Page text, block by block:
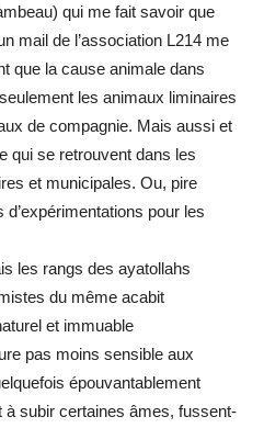
qui me fait savoir que
mail de l’association L214 me
que la cause animale dans
les animaux liminaires
de compagnie. Mais aussi et
qui se retrouvent dans les
et municipales. Ou, pire
pour les
les rangs des ayatollahs
du même acabit
et immuable
pas moins sensible aux
épouvantablement
à subir certaines âmes, fussent-